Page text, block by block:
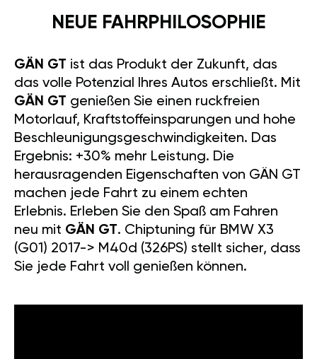
NEUE FAHRPHILOSOPHIE
GÄN GT ist das Produkt der Zukunft, das
das volle Potenzial Ihres Autos erschließt. Mit
GÄN GT genießen Sie einen ruckfreien
Motorlauf, Kraftstoffeinsparungen und hohe
Beschleunigungsgeschwindigkeiten. Das
Ergebnis: +30% mehr Leistung. Die
herausragenden Eigenschaften von GÄN GT
machen jede Fahrt zu einem echten
Erlebnis. Erleben Sie den Spaß am Fahren
neu mit GÄN GT. Chiptuning für BMW X3
(G01) 2017-> M40d (326PS) stellt sicher, dass
Sie jede Fahrt voll genießen können.